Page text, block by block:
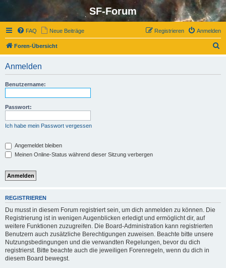
SF-Forum
FAQ Neue Beiträge Anmelden
Registrieren
Foren-Übersicht
Anmelden
Benutzername:
Passwort:
Ich habe mein Passwort vergessen
Angemeldet bleiben
Meinen Online-Status während dieser Sitzung verbergen
REGISTRIEREN
Du musst in diesem Forum registriert sein, um dich anmelden zu können. Die
Registrierung ist in wenigen Augenblicken erledigt und ermöglicht dir, auf
weitere Funktionen zuzugreifen. Die Board-Administration kann registrierten
Benutzern auch zusätzliche Berechtigungen zuweisen. Beachte bitte unsere
Nutzungsbedingungen und die verwandten Regelungen, bevor du dich
registrierst. Bitte beachte auch die jeweiligen Forenregeln, wenn du dich in
diesem Board bewegst.